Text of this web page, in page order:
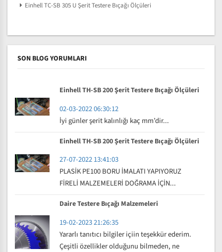
Einhell TC-SB 305 U Şerit Testere Bıçağı Ölçüleri
SON BLOG YORUMLARI
Einhell TH-SB 200 Şerit Testere Bıçağı Ölçüleri
02-03-2022 06:30:12
İyi günler şerit kalınlığı kaç mm’dir...
Einhell TH-SB 200 Şerit Testere Bıçağı Ölçüleri
27-07-2022 13:41:03
PLASİK PE100 BORU İMALATI YAPIYORUZ
FİRELİ MALZEMELERİ DOĞRAMA İÇİN...
Daire Testere Bıçağı Malzemeleri
19-02-2023 21:26:35
Yararlı tanıtıcı bilgiler içiin teşekkür ederim.
Çeşitli özellikler olduğunu bilmeden, ne